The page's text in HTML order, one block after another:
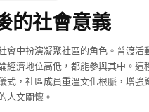
的社會意義
會中扮演凝聚社區的角色。普渡
經濟地位高低，都能參與其中。
式，社區成員重溫文化根脈，增
人文關懷。